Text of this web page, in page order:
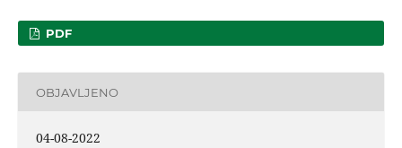
PDF
OBJAVLJENO
04-08-2022